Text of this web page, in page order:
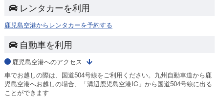
レンタカーを利用
鹿児島空港からレンタカーを予約する
自動車を利用
鹿児島空港へのアクセス
車でお越しの際は、国道504号線をご利用ください。九州自動車道から鹿
児島空港へお越しの場合、「溝辺鹿児島空港IC」から国道504号線に出る
ことができます